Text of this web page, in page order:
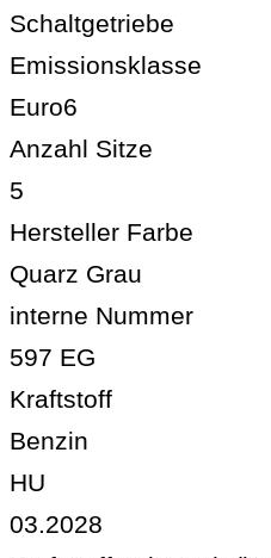
Schaltgetriebe
Emissionsklasse
Euro6
Anzahl Sitze
5
Hersteller Farbe
Quarz Grau
interne Nummer
597 EG
Kraftstoff
Benzin
HU
03.2028